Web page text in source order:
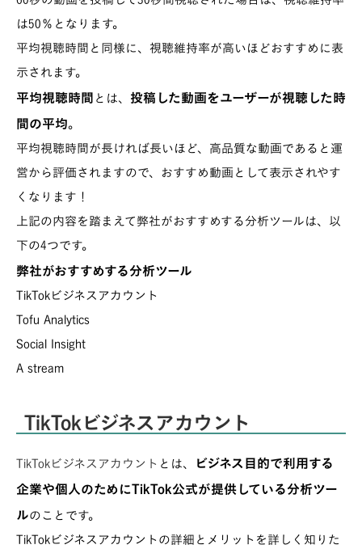
は50％となります。
平均視聴時間と同様に、視聴維持率が高いほどおすすめに表
示されます。
平均視聴時間とは、 投稿した動画をユーザーが視聴した時
間の平均。
平均視聴時間が長ければ長いほど、高品質な動画であると運
営から評価されますので、おすすめ動画として表示されやす
くなります！
上記の内容を踏まえて弊社がおすすめする分析ツールは、以
下の4つです。
弊社がおすすめする分析ツール
TikTokビジネスアカウント
Tofu Analytics
Social Insight
A stream
TikTokビジネスアカウント
TikTokビジネスアカウント とは、 ビジネス目的で利用する
企業や個人のためにTikTok公式が提供している分析ツー
ルのことです。
TikTokビジネスアカウントの詳細とメリットを詳しく知りた